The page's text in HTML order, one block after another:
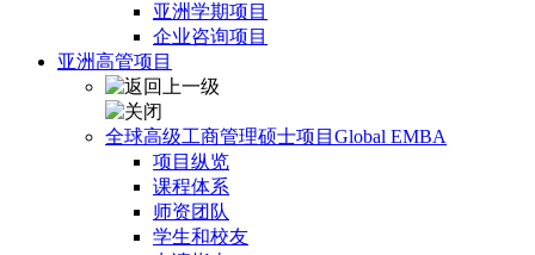
亚洲学期项目
企业咨询项目
亚洲高管项目
全球高级工商管理硕士项目Global EMBA
项目纵览
课程体系
师资团队
学生和校友